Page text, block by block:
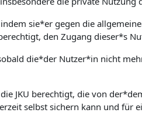
sie*er gegen die
den Zugang dieser*s
die*der Nutzer*in nicht
JKU berechtigt, die von
selbst sichern kann und für